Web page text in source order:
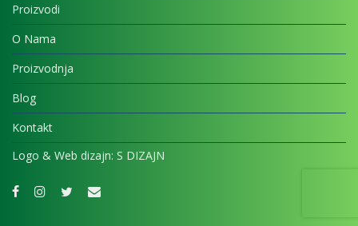
Proizvodi
O Nama
Proizvodnja
Blog
Kontakt
Logo & Web dizajn: S DIZAJN